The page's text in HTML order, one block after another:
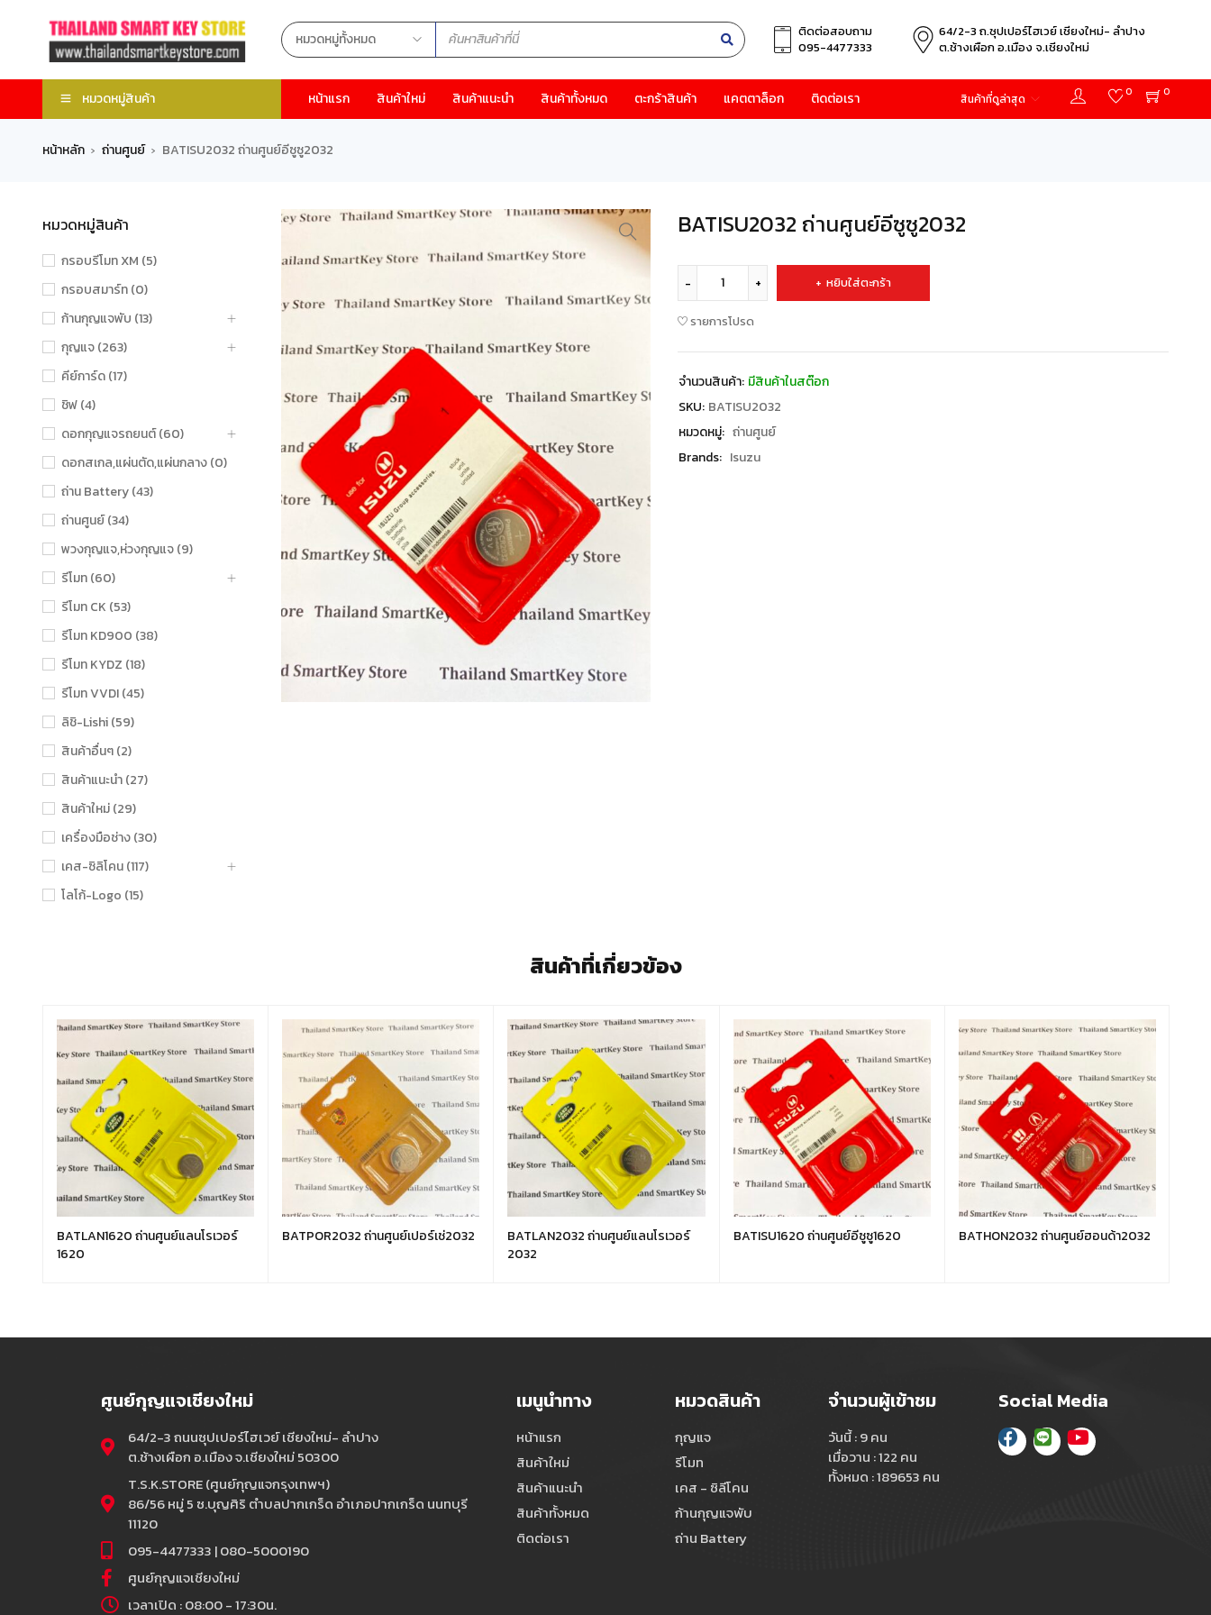
ติดต่อสอบถาม
095-4477333
64/2-3 ถ.ซุปเปอร์ไฮเวย์ เชียงใหม่- ลำปาง
ต.ช้างเผือก อ.เมือง จ.เชียงใหม่
หมวดหมู่สินค้า หน้าแรก สินค้าใหม่ สินค้าแนะนำ สินค้าทั้งหมด ตะกร้าสินค้า แคตตาล็อก ติดต่อเรา 0
0
สินค้าที่ดูล่าสุด
หน้าหลัก › ถ่านศูนย์ › BATISU2032 ถ่านศูนย์อีซูซู2032
หมวดหมู่สินค้า
กรอบรีโมท XM (5)
กรอบสมาร์ท (0)
ก้านกุญแจพับ (13)
กุญแจ (263)
คีย์การ์ด (17)
ชิฟ (4)
ดอกกุญแจรถยนต์ (60)
ดอกสเกล,แผ่นตัด,แผ่นกลาง (0)
ถ่าน Battery (43)
ถ่านศูนย์ (34)
พวงกุญแจ,ห่วงกุญแจ (9)
รีโมท (60)
รีโมท CK (53)
รีโมท KD900 (38)
รีโมท KYDZ (18)
รีโมท VVDI (45)
ลิชิ-Lishi (59)
สินค้าอื่นๆ (2)
สินค้าแนะนำ (27)
สินค้าใหม่ (29)
เครื่องมือช่าง (30)
เคส-ซิลิโคน (117)
โลโก้-Logo (15)
BATISU2032 ถ่านศูนย์อีซูซู2032
หยิบใส่ตะกร้า
รายการโปรด
จำนวนสินค้า: มีสินค้าในสต๊อก
SKU: BATISU2032
หมวดหมู่: ถ่านศูนย์
Brands: Isuzu
สินค้าที่เกี่ยวข้อง
BATLAN1620 ถ่านศูนย์แลนโรเวอร์
1620
BATPOR2032 ถ่านศูนย์เปอร์เช่2032
BATLAN2032 ถ่านศูนย์แลนโรเวอร์
2032
BATISU1620 ถ่านศูนย์อีซูซู1620 BATHON2032 ถ่านศูนย์ฮอนด้า2032
ศูนย์กุญแจเชียงใหม่
64/2-3 ถนนซุปเปอร์ไฮเวย์ เชียงใหม่- ลำปาง
ต.ช้างเผือก อ.เมือง จ.เชียงใหม่ 50300
T.S.K.STORE (ศูนย์กุญแจกรุงเทพฯ)
86/56 หมู่ 5 ซ.บุญศิริ ตำบลปากเกร็ด อำเภอปากเกร็ด นนทบุรี
11120
095-4477333 | 080-5000190
ศูนย์กุญแจเชียงใหม่
เวลาเปิด : 08:00 - 17:30น.
เมนูนำทาง
หน้าแรก
สินค้าใหม่
สินค้าแนะนำ
สินค้าทั้งหมด
ติดต่อเรา
หมวดสินค้า
กุญแจ
รีโมท
เคส - ซิลีโคน
ก้านกุญแจพับ
ถ่าน Battery
จำนวนผู้เข้าชม
วันนี้ : 9 คน
เมื่อวาน : 122 คน
ทั้งหมด : 189653 คน
Social Media